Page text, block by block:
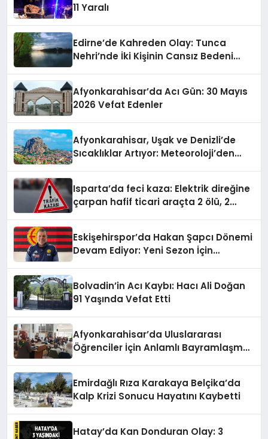
11 Yaralı
Edirne’de Kahreden Olay: Tunca
Nehri’nde İki Kişinin Cansız Bedeni
Afyonkarahisar’da Acı Gün: 30 Mayıs
2026 Vefat Edenler
Afyonkarahisar, Uşak ve Denizli’de
Sıcaklıklar Artıyor: Meteoroloji’den
Isparta’da feci kaza: Elektrik direğine
çarpan hafif ticari araçta 2 ölü, 2
Eskişehirspor’da Hakan Şapcı Dönemi
Devam Ediyor: Yeni Sezon İçin
Bolvadin’in Acı Kaybı: Hacı Ali Doğan
91 Yaşında Vefat Etti
Afyonkarahisar’da Uluslararası
Öğrenciler İçin Anlamlı Bayramlaşma
Emirdağlı Rıza Karakaya Belçika’da
Kalp Krizi Sonucu Hayatını Kaybetti
Hatay’da Kan Donduran Olay: 3